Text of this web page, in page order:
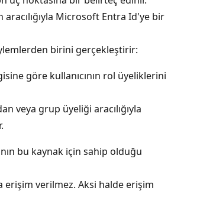
Microsoft Entra Id'ye bir
birini gerçekleştirir:
göre kullanıcının rol üyeliklerini
veya grup üyeliği aracılığıyla
bu kaynak için sahip olduğu
erişim verilmez. Aksi halde erişim